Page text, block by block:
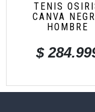
TENIS
CANVA
HOMBRE
$